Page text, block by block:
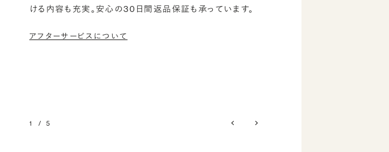
ける内容も充実。安心の30日間返品保証も承っています。
アフターサービスについて
1 / 5